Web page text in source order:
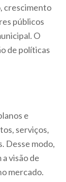
crescimento
públicos
O
de políticas
e
serviços,
Desse modo,
visão de
mercado.